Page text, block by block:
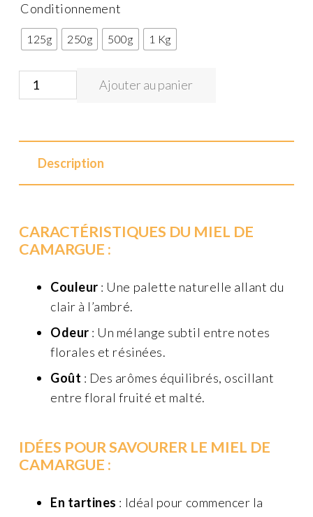
Conditionnement
125g 250g 500g 1 Kg
quantité
de
de
Camargue
Ajouter au panier
Description
CARACTÉRISTIQUES DU MIEL DE
CAMARGUE :
Couleur : Une palette naturelle allant du
clair à l’ambré.
Odeur : Un mélange subtil entre notes
florales et résinées.
Goût : Des arômes équilibrés, oscillant
entre floral fruité et malté.
IDÉES POUR SAVOURER LE MIEL DE
CAMARGUE :
En tartines : Idéal pour commencer la